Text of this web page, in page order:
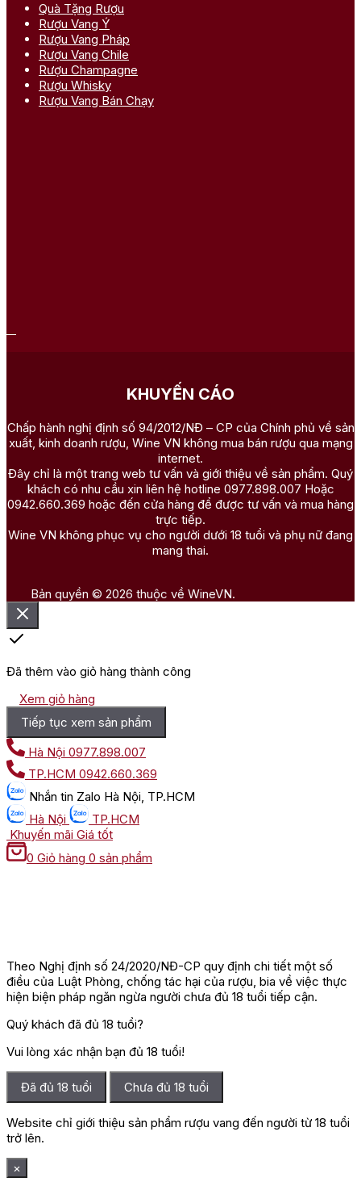
Quà Tặng Rượu
Rượu Vang Ý
Rượu Vang Pháp
Rượu Vang Chile
Rượu Champagne
Rượu Whisky
Rượu Vang Bán Chạy
KHUYẾN CÁO
Chấp hành nghị định số 94/2012/NĐ – CP của Chính phủ về sản
xuất, kinh doanh rượu, Wine VN không mua bán rượu qua mạng
internet.
Đây chỉ là một trang web tư vấn và giới thiệu về sản phẩm. Quý
khách có nhu cầu xin liên hệ hotline 0977.898.007 Hoặc
0942.660.369 hoặc đến cửa hàng để được tư vấn và mua hàng
trực tiếp.
Wine VN không phục vụ cho người dưới 18 tuổi và phụ nữ đang
mang thai.
Bản quyền © 2026 thuộc về WineVN.
Đã thêm vào giỏ hàng thành công
Xem giỏ hàng
Tiếp tục xem sản phẩm
Hà Nội 0977.898.007
TP.HCM 0942.660.369
Nhắn tin Zalo Hà Nội, TP.HCM
Hà Nội
TP.HCM
Khuyến mãi Giá tốt
0 Giỏ hàng 0 sản phẩm
Theo Nghị định số 24/2020/NĐ-CP quy định chi tiết một số
điều của Luật Phòng, chống tác hại của rượu, bia về việc thực
hiện biện pháp ngăn ngừa người chưa đủ 18 tuổi tiếp cận.
Quý khách đã đủ 18 tuổi?
Vui lòng xác nhận bạn đủ 18 tuổi!
Đã đủ 18 tuổi Chưa đủ 18 tuổi
Website chỉ giới thiệu sản phẩm rượu vang đến người từ 18 tuổi
trở lên.
×